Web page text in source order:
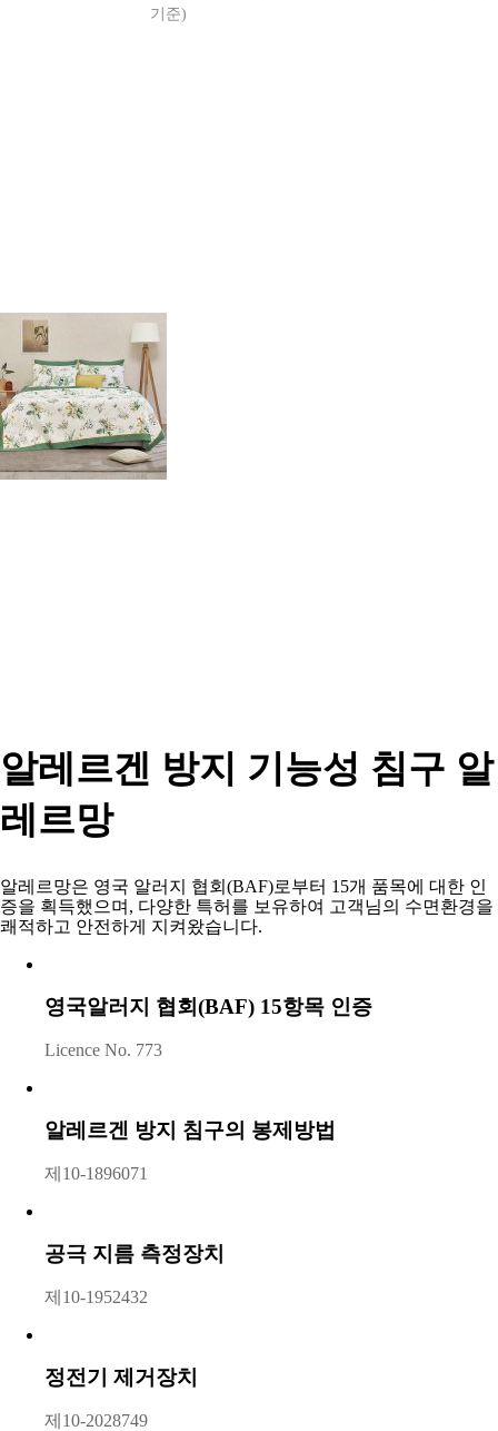
기준)
알레르겐 방지 기능성 침구 알
레르망
알레르망은 영국 알러지 협회(BAF)로부터 15개 품목에 대한 인
증을 획득했으며, 다양한 특허를 보유하여 고객님의 수면환경을
쾌적하고 안전하게 지켜왔습니다. ​
영국알러지 협회(BAF) 15항목 인증
Licence No. 773​
알레르겐 방지 침구의 봉제방법
제10-1896071​
공극 지름 측정장치
제10-1952432
정전기 제거장치
제10-2028749​